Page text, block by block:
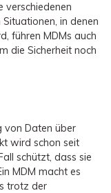
verschiedenen
in denen
führen MDMs auch
die Sicherheit noch
von Daten über
wird schon seit
schützt, dass sie
MDM macht es
trotz der